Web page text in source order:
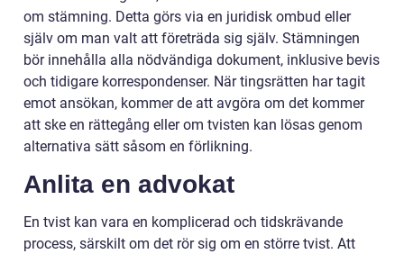
om stämning. Detta görs via en juridisk ombud eller
själv om man valt att företräda sig själv. Stämningen
bör innehålla alla nödvändiga dokument, inklusive bevis
och tidigare korrespondenser. När tingsrätten har tagit
emot ansökan, kommer de att avgöra om det kommer
att ske en rättegång eller om tvisten kan lösas genom
alternativa sätt såsom en förlikning.
Anlita en advokat
En tvist kan vara en komplicerad och tidskrävande
process, särskilt om det rör sig om en större tvist. Att